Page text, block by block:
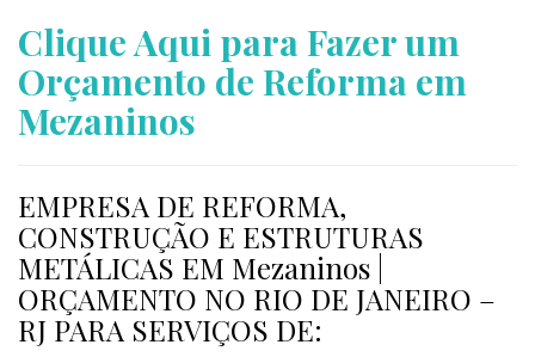
Clique Aqui para Fazer um
Orçamento de Reforma em
Mezaninos
EMPRESA DE REFORMA,
CONSTRUÇÃO E ESTRUTURAS
METÁLICAS EM Mezaninos |
ORÇAMENTO NO RIO DE JANEIRO –
RJ PARA SERVIÇOS DE: